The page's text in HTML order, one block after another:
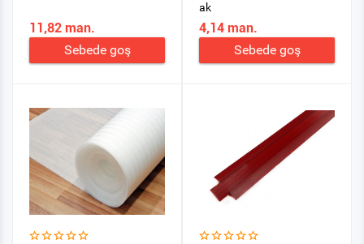
11,82 man.
Sebede goş
ak
4,14 man.
Sebede goş